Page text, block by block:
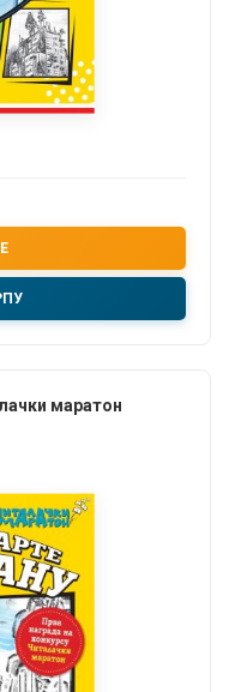
маратон